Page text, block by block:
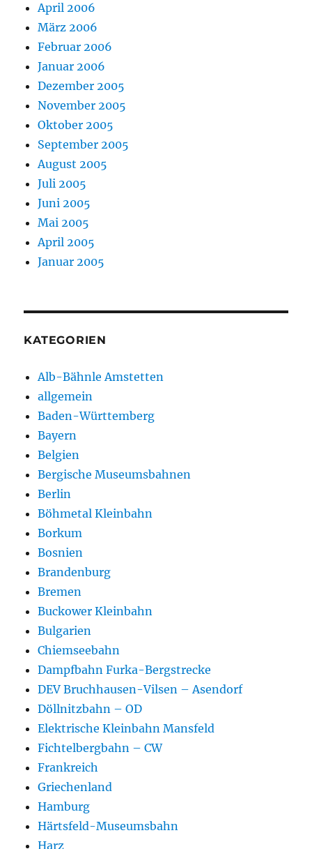
April 2006
März 2006
Februar 2006
Januar 2006
Dezember 2005
November 2005
Oktober 2005
September 2005
August 2005
Juli 2005
Juni 2005
Mai 2005
April 2005
Januar 2005
KATEGORIEN
Alb-Bähnle Amstetten
allgemein
Baden-Württemberg
Bayern
Belgien
Bergische Museumsbahnen
Berlin
Böhmetal Kleinbahn
Borkum
Bosnien
Brandenburg
Bremen
Buckower Kleinbahn
Bulgarien
Chiemseebahn
Dampfbahn Furka-Bergstrecke
DEV Bruchhausen-Vilsen – Asendorf
Döllnitzbahn – OD
Elektrische Kleinbahn Mansfeld
Fichtelbergbahn – CW
Frankreich
Griechenland
Hamburg
Härtsfeld-Museumsbahn
Harz